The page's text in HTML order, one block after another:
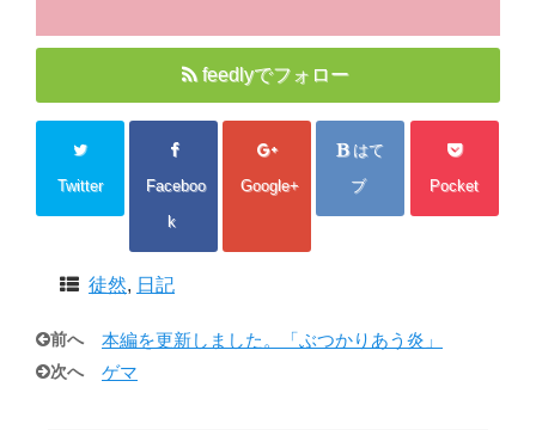
feedlyでフォロー
Twitter
Faceboo
k
Google+
はて
ブ
Pocket
徒然, 日記
前へ 本編を更新しました。「ぶつかりあう炎」
次へ ゲマ